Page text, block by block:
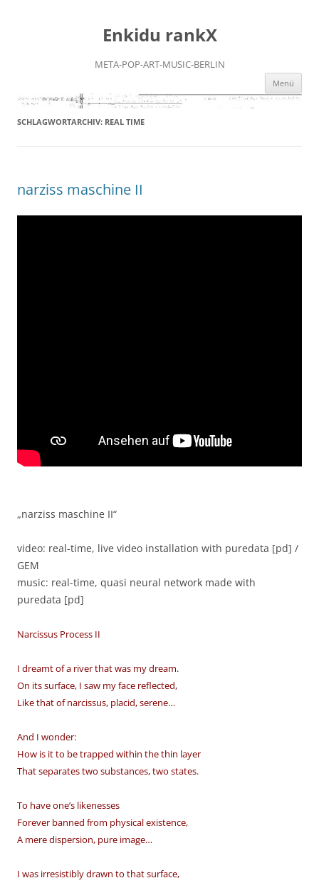
Enkidu rankX
META-POP-ART-MUSIC-BERLIN
Menü
SCHLAGWORTARCHIV: REAL TIME
narziss maschine II
„narziss maschine II“
video: real-time, live video installation with puredata [pd] /
GEM
music: real-time, quasi neural network made with
puredata [pd]
Narcissus Process II
I dreamt of a river that was my dream.
On its surface, I saw my face reflected,
Like that of narcissus, placid, serene…
And I wonder:
How is it to be trapped within the thin layer
That separates two substances, two states.
To have one’s likenesses
Forever banned from physical existence,
A mere dispersion, pure image…
I was irresistibly drawn to that surface,